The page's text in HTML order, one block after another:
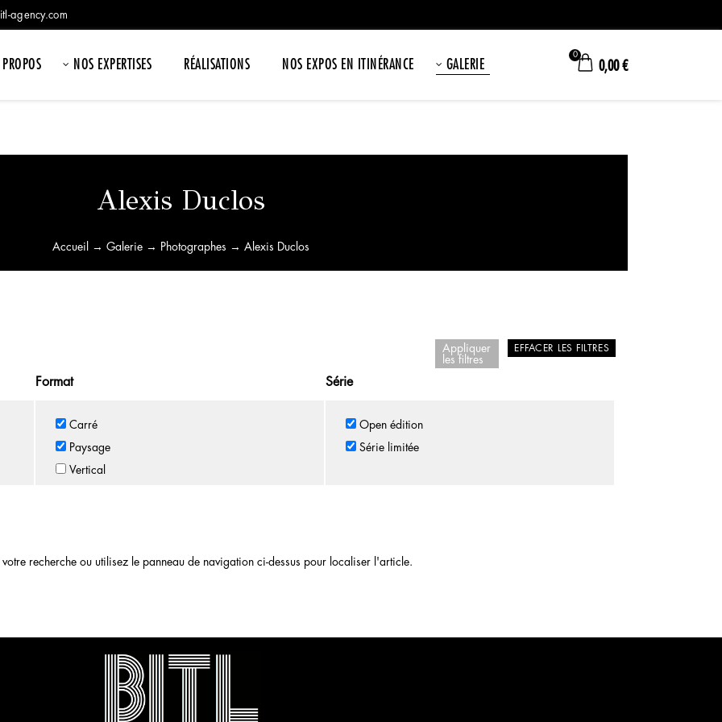
agency.com
NOS EXPERTISES RÉALISATIONS NOS EXPOS EN ITINÉRANCE GALERIE
0
0,00€
Alexis Duclos
Accueil → Galerie→ Photographes → Alexis Duclos
EFFACER LES FILTRES
Format
Carré
Paysage
Vertical
Série
Open édition
Série limitée
Appliquer
les filtres
recherche ou utilisez le panneau de navigation ci-dessus pour localiser l'article.